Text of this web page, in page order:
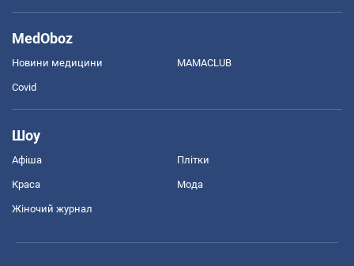
MedOboz
Новини медицини MAMACLUB
Covid
Шоу
Афіша Плітки
Краса Мода
Жіночий журнал